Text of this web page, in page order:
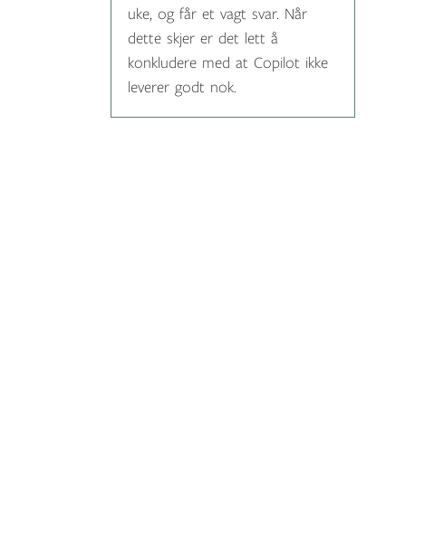
uke, og får et vagt svar. Når
dette skjer er det lett å
konkludere med at Copilot ikke
leverer godt nok.